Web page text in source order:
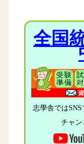
全国
志學舎では
チャン